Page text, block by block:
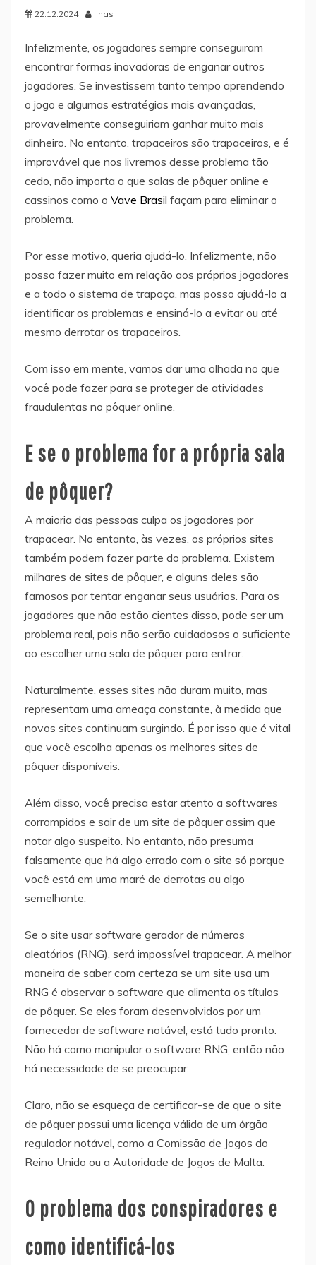
22.12.2024 Ilnas
Infelizmente, os jogadores sempre conseguiram
encontrar formas inovadoras de enganar outros
jogadores. Se investissem tanto tempo aprendendo
o jogo e algumas estratégias mais avançadas,
provavelmente conseguiriam ganhar muito mais
dinheiro. No entanto, trapaceiros são trapaceiros, e é
improvável que nos livremos desse problema tão
cedo, não importa o que salas de pôquer online e
cassinos como o Vave Brasil façam para eliminar o
problema.
Por esse motivo, queria ajudá-lo. Infelizmente, não
posso fazer muito em relação aos próprios jogadores
e a todo o sistema de trapaça, mas posso ajudá-lo a
identificar os problemas e ensiná-lo a evitar ou até
mesmo derrotar os trapaceiros.
Com isso em mente, vamos dar uma olhada no que
você pode fazer para se proteger de atividades
fraudulentas no pôquer online.
E se o problema for a própria sala
de pôquer?
A maioria das pessoas culpa os jogadores por
trapacear. No entanto, às vezes, os próprios sites
também podem fazer parte do problema. Existem
milhares de sites de pôquer, e alguns deles são
famosos por tentar enganar seus usuários. Para os
jogadores que não estão cientes disso, pode ser um
problema real, pois não serão cuidadosos o suficiente
ao escolher uma sala de pôquer para entrar.
Naturalmente, esses sites não duram muito, mas
representam uma ameaça constante, à medida que
novos sites continuam surgindo. É por isso que é vital
que você escolha apenas os melhores sites de
pôquer disponíveis.
Além disso, você precisa estar atento a softwares
corrompidos e sair de um site de pôquer assim que
notar algo suspeito. No entanto, não presuma
falsamente que há algo errado com o site só porque
você está em uma maré de derrotas ou algo
semelhante.
Se o site usar software gerador de números
aleatórios (RNG), será impossível trapacear. A melhor
maneira de saber com certeza se um site usa um
RNG é observar o software que alimenta os títulos
de pôquer. Se eles foram desenvolvidos por um
fornecedor de software notável, está tudo pronto.
Não há como manipular o software RNG, então não
há necessidade de se preocupar.
Claro, não se esqueça de certificar-se de que o site
de pôquer possui uma licença válida de um órgão
regulador notável, como a Comissão de Jogos do
Reino Unido ou a Autoridade de Jogos de Malta.
O problema dos conspiradores e
como identificá-los